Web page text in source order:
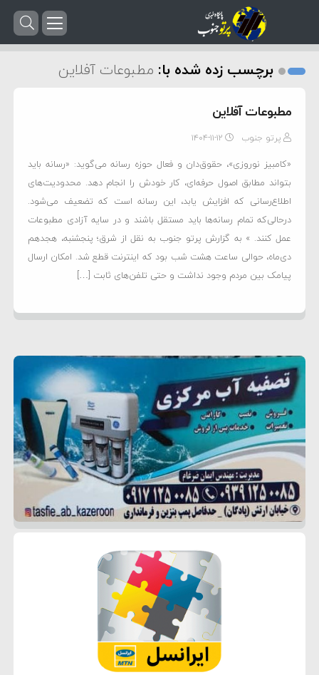
برچسب زده شده با: مطبوعات آفلاین
مطبوعات آفلاین
پرتو جنوب ۱۴۰۴-۱۱-۱۲
«کامبیز نوروزی»، حقوق‌دان و فعال حوزه رسانه می‌گوید: «رسانه باید
بتواند مطابق اصول حرفه‌ای، کار خودش را انجام دهد. محدودیت‌های
اطلاع‌رسانی که افزایش یابد، این رسانه است که تضعیف می‌شود.
درحالی‌که تمام رسانه‌ها باید مستقل باشند و در سایه آزادی مطبوعات
عمل کنند. » به گزارش پرتو جنوب به نقل از شرق؛ پنجشنبه، هجدهم
دی‌ماه، حوالی ساعت هشت شب بود که اینترنت قطع شد. امکان ارسال
پیامک بین مردم وجود نداشت و حتی تلفن‌های ثابت […]